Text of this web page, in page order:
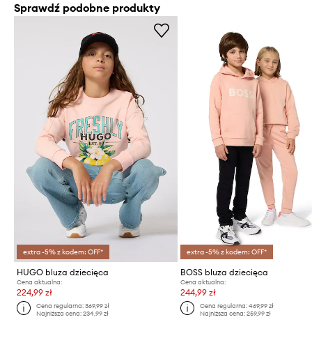
Sprawdź podobne produkty
extra -5% z kodem: OFF*
HUGO bluza dziecięca
Cena aktualna:
224,99 zł
Cena regularna:369,99 zł
Najniższa cena:234,99 zł
extra -5% z kodem: OFF*
BOSS bluza dziecięca
Cena aktualna:
244,99 zł
Cena regularna: 469,99 zł
Najniższa cena: 259,99 zł